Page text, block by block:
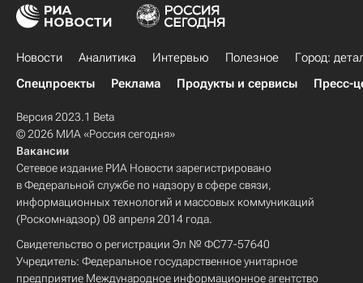
Новости Аналитика Интервью Полезное
Город:
Спецпроекты
Реклама Продукты и сервисы Пресс-
Версия 2023.1 Beta
© 2026 МИА «Россия сегодня»
Вакансии
Сетевое издание РИА Новости зарегистрировано
в Федеральной службе по надзору в сфере связи,
информационных технологий и массовых коммуникаций
(Роскомнадзор) 08 апреля 2014 года.
Свидетельство о регистрации Эл № ФС77-57640
Учредитель: Федеральное государственное унитарное
предприятие Международное информационное агентство